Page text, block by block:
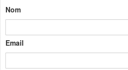
Nom
Email